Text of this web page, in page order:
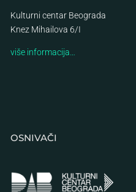
Kulturni centar Beograda
Knez Mihailova 6/I
više informacija…
OSNIVAČI